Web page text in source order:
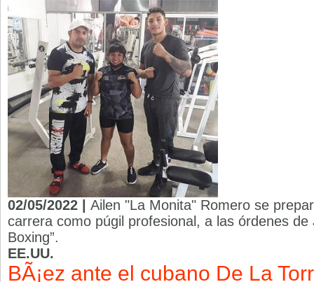
02/05/2022 | Ailen "La Monita" Romero se
carrera como púgil profesional, a las órdenes de
Boxing”.
EE.UU.
BÃ¡ez ante el cubano De La